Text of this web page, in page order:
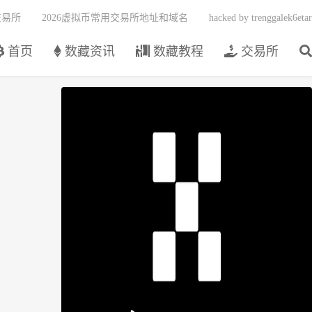
首页 数藏资讯 数藏教程 交易所
所 2026虚拟币常用交易所地址和域名 hacked by trenggalek6etar